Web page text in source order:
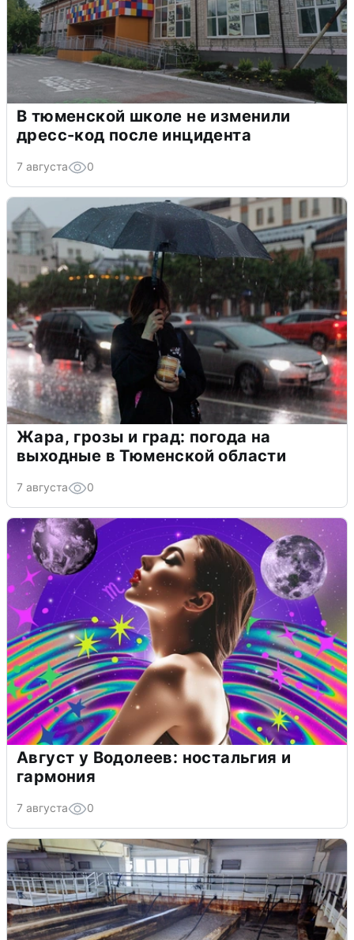
В тюменской школе не изменили
дресс-код после инцидента
7 августа 0
Жара, грозы и град: погода на
выходные в Тюменской области
7 августа 0
Август у Водолеев: ностальгия и
гармония
7 августа 0